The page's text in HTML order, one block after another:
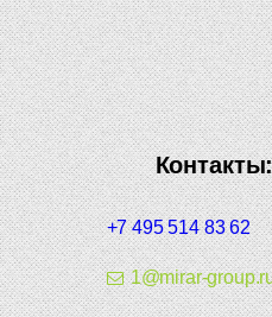
+7 495 514 83 62
1@mirar-